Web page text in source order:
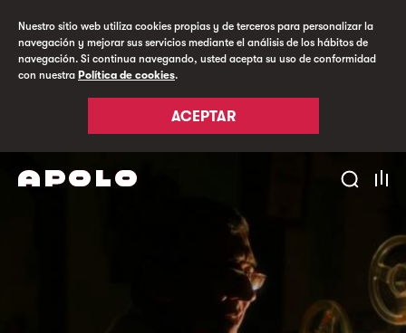
Nuestro sitio web utiliza cookies propias y de terceros para personalizar la
navegación y mejorar sus servicios mediante el análisis de los hábitos de
navegación. Si continua navegando, usted acepta su uso de conformidad
con nuestra Política de cookies.
ACEPTAR